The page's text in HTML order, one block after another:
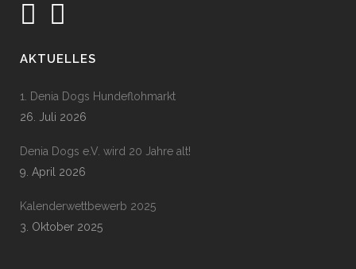
AKTUELLES
1. Denia Dogs Hundeflohmarkt
26. Juli 2026
Denia Dogs e.V. wird 20 Jahre alt!
9. April 2026
Kalenderwettbewerb 2025
3. Oktober 2025